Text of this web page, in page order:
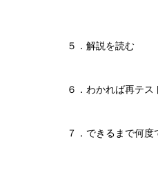
５．解説を読む
６．わかれば再テス
７．できるまで何度